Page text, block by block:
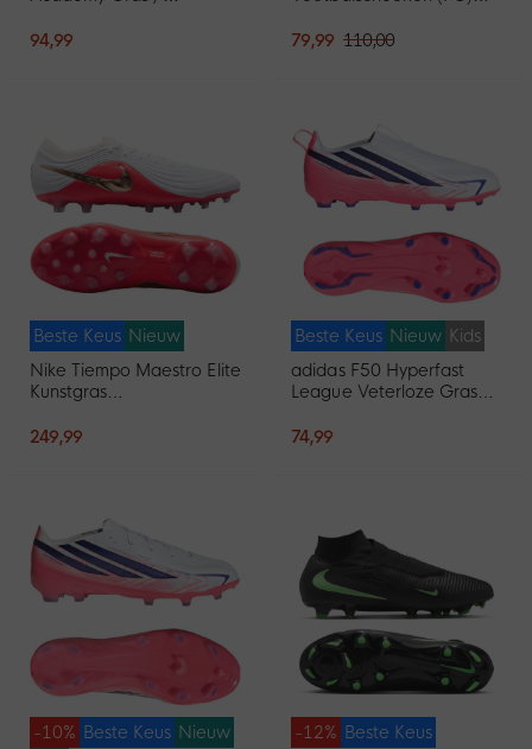
Voetbalschoenen (MG)
94,99
79,99 110,00
Beste Keus Nieuw
Nike Tiempo Maestro Elite
Kunstgras
Wit Felrood Goud
249,99
Beste Keus Nieuw Kids
adidas F50 Hyperfast
League Veterloze Gras
Kids Wit Paars Roze
74,99
Beste Keus
-10%
Nieuw
Beste Keus
-12%